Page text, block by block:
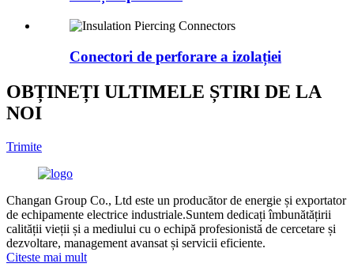
Conectori de perforare a izolației
OBȚINEȚI ULTIMELE ȘTIRI DE LA
NOI
Trimite
Changan Group Co., Ltd este un producător de energie și exportator
de echipamente electrice industriale.Suntem dedicați îmbunătățirii
calității vieții și a mediului cu o echipă profesionistă de cercetare și
dezvoltare, management avansat și servicii eficiente.
Citeste mai mult